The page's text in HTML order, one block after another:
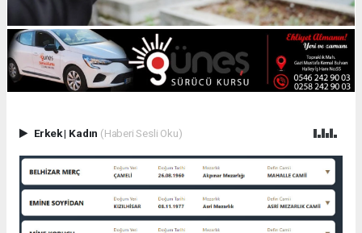
Erkek| Kadın (Haberi Sesli Oku)